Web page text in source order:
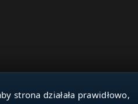
strona działała prawidłowo,